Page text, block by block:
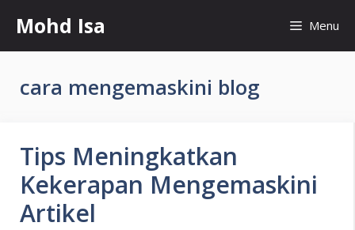
content
Mohd Isa Menu
cara mengemaskini blog
Tips Meningkatkan
Kekerapan Mengemaskini
Artikel